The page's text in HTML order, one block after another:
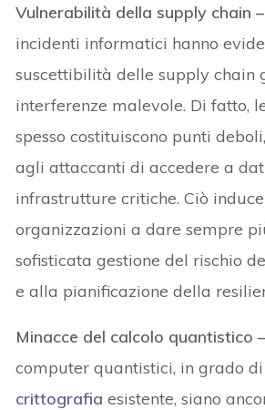
Vulnerabilità della supply chain
incidenti informatici hanno
suscettibilità delle supply chain
interferenze malevole. Di fatto,
spesso costituiscono punti
agli attaccanti di accedere a
infrastrutture critiche. Ciò
organizzazioni a dare sempre
sofisticata gestione del rischio
e alla pianificazione della
Minacce del calcolo quantistico
computer quantistici, in grado
crittografia esistente, siano